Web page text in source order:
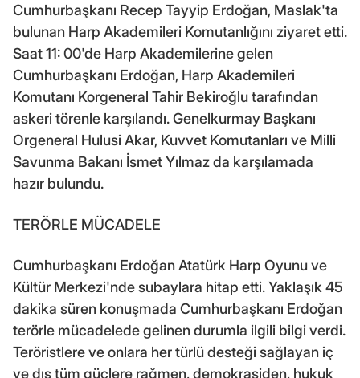
Cumhurbaşkanı Recep Tayyip Erdoğan, Maslak'ta
bulunan Harp Akademileri Komutanlığını ziyaret etti.
Saat 11: 00'de Harp Akademilerine gelen
Cumhurbaşkanı Erdoğan, Harp Akademileri
Komutanı Korgeneral Tahir Bekiroğlu tarafından
askeri törenle karşılandı. Genelkurmay Başkanı
Orgeneral Hulusi Akar, Kuvvet Komutanları ve Milli
Savunma Bakanı İsmet Yılmaz da karşılamada
hazır bulundu.
TERÖRLE MÜCADELE
Cumhurbaşkanı Erdoğan Atatürk Harp Oyunu ve
Kültür Merkezi'nde subaylara hitap etti. Yaklaşık 45
dakika süren konuşmada Cumhurbaşkanı Erdoğan
terörle mücadelede gelinen durumla ilgili bilgi verdi.
Teröristlere ve onlara her türlü desteği sağlayan iç
ve dış tüm güçlere rağmen, demokrasiden, hukuk